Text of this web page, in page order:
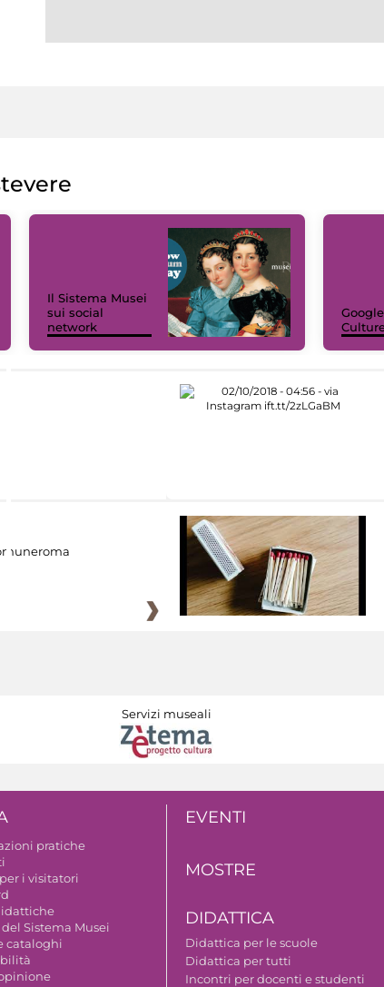
Il Sistema Musei
sui social
network
Servizi museali
pratiche
i visitatori
del Sistema Musei
cataloghi
EVENTI
MOSTRE
DIDATTICA
Didattica per le scuole
Didattica per tutti
Incontri per docenti e studenti